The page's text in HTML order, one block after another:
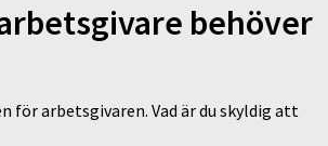
behöver
för arbetsgivaren. Vad är du skyldig att